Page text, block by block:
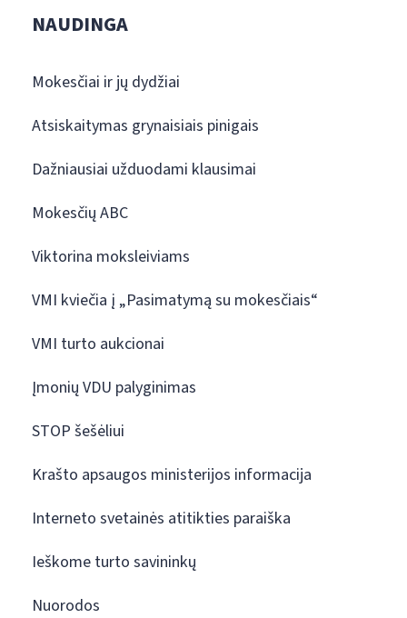
NAUDINGA
Mokesčiai ir jų dydžiai
Atsiskaitymas grynaisiais pinigais
Dažniausiai užduodami klausimai
Mokesčių ABC
Viktorina moksleiviams
VMI kviečia į „Pasimatymą su mokesčiais“
VMI turto aukcionai
Įmonių VDU palyginimas
STOP šešėliui
Krašto apsaugos ministerijos informacija
Interneto svetainės atitikties paraiška
Ieškome turto savininkų
Nuorodos